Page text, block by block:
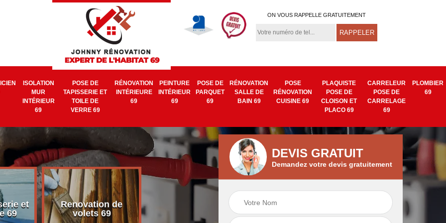
ON VOUS RAPPELLE GRATUITEMENT
ISOLATION
MUR
INTÉRIEUR
69
POSE DE
TAPISSERIE ET
TOILE DE
VERRE 69
RÉNOVATION
INTÉRIEURE
69
PEINTURE
INTÉRIEUR
69
POSE DE
PARQUET
69
RÉNOVATION
SALLE DE
BAIN 69
POSE
RÉNOVATION
CUISINE 69
PLAQUISTE
POSE DE
CLOISON ET
PLACO 69
CARRELEUR
POSE DE
CARRELAGE
69
PLOMBIER
69
et
69
Renovation de
volets 69
Isolation mur
intérieur 69
Pose de tapisserie
et toile de verre 69
DEVIS GRATUIT
Demandez votre devis gratuitement